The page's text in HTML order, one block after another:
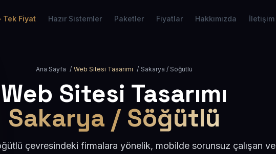
Tek Fiyat Hazır Sistemler Paketler Fiyatlar Hakkımızda İletişim
Ana Sayfa / Web Sitesi Tasarımı / Sakarya / Söğütlü
Web Sitesi Tasarımı
Sakarya / Söğütlü
çevresindeki firmalara yönelik, mobilde sorunsuz çalışan ve